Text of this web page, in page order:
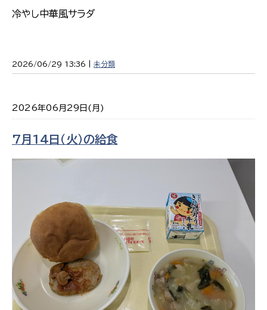
冷やし中華風サラダ
2026/06/29 13:36 | 未分類
2026年06月29日(月)
7月14日（火）の給食